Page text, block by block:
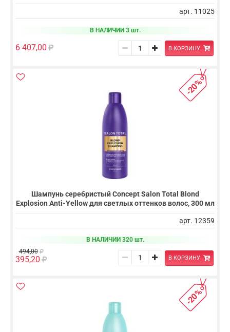
арт. 11025
В НАЛИЧИИ 3 шт.
6 407,00 В КОРЗИНУ
-20%
Шампунь серебристый Concept Salon Total Blond
Explosion Anti-Yellow для светлых оттенков волос, 300 мл
арт. 12359
В НАЛИЧИИ 320 шт.
494,00
395,20 В КОРЗИНУ
-20%